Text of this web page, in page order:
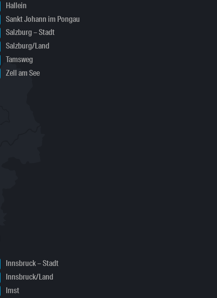
Hallein
Sankt Johann im Pongau
Salzburg – Stadt
Salzburg/Land
Tamsweg
Zell am See
Innsbruck – Stadt
Innsbruck/Land
Imst